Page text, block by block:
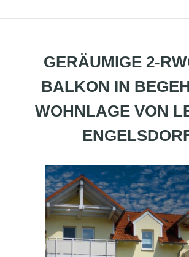
GERÄUMIGE 2-
BALKON IN
WOHNLAGE VON